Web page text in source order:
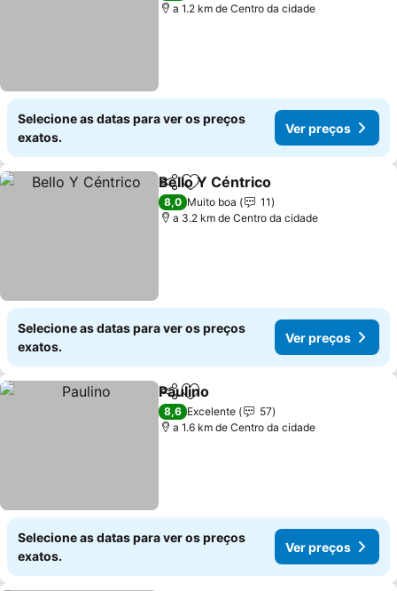
a 1.2 km de Centro da cidade
Selecione as datas para ver os preços
exatos.
Ver preços
PartilharAdicionar aos favoritos
Bello Y Céntrico
8,0 Muito boa
11
a 3.2 km de Centro da cidade
Selecione as datas para ver os preços
exatos.
Ver preços
PartilharAdicionar aos favoritos
Paulino
8,6 Excelente
57
a 1.6 km de Centro da cidade
Selecione as datas para ver os preços
exatos.
Ver preços